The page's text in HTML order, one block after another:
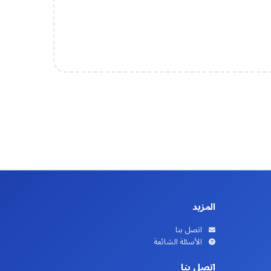
المزيد
اتصل بنا
الأسئلة الشائعة